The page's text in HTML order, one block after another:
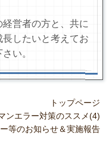
営者の方と、共に
したいと考えてお
い。
トップページ
エラー対策のススメ(4)
等のお知らせ＆実施報告